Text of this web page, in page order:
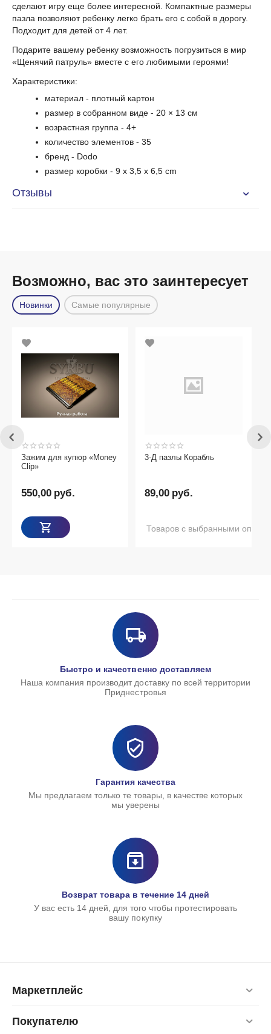
сделают игру еще более интересной. Компактные размеры
пазла позволяют ребенку легко брать его с собой в дорогу.
Подходит для детей от 4 лет.
Подарите вашему ребенку возможность погрузиться в мир
«Щенячий патруль» вместе с его любимыми героями!
Характеристики:
материал - плотный картон
размер в собранном виде - 20 × 13 см
возрастная группа - 4+
количество элементов - 35
бренд - Dodo
размер коробки - 9 x 3,5 x 6,5 cm
Отзывы
Возможно, вас это заинтересует
Новинки Самые популярные
«Money 3-Д пазлы Корабль
Товаров с выбранными опциями нет в
399,00
Быстро и качественно доставляем
Наша компания производит доставку по всей территории
Приднестровья
Гарантия качества
Мы предлагаем только те товары, в качестве которых
мы уверены
Возврат товара в течение 14 дней
У вас есть 14 дней, для того чтобы протестировать
вашу покупку
Маркетплейс
Покупателю